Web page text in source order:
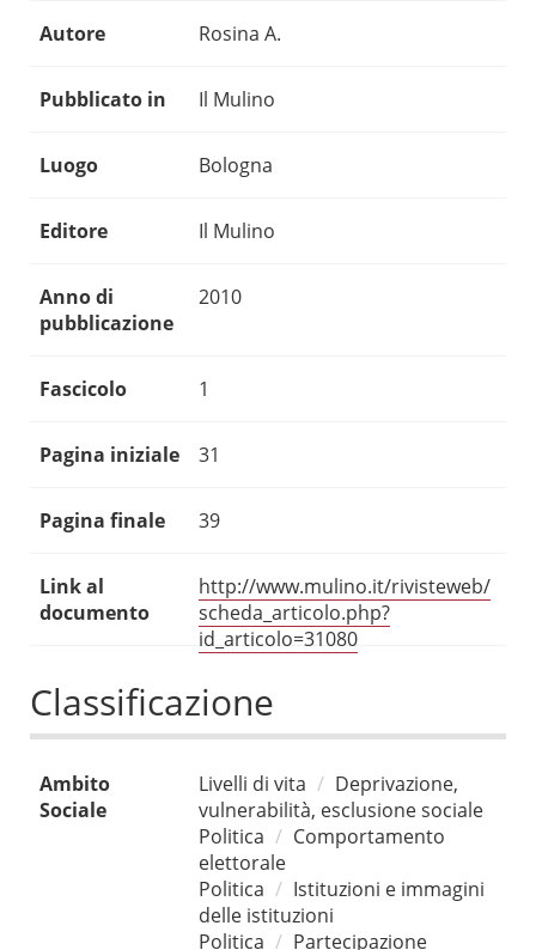
Autore Rosina A.
Pubblicato in Il Mulino
Luogo Bologna
Editore Il Mulino
Anno di
pubblicazione
2010
Fascicolo 1
Pagina iniziale 31
Pagina finale 39
Link al
documento
http://www.mulino.it/rivisteweb/
scheda_articolo.php?
id_articolo=31080
Classificazione
Ambito
Sociale
Livelli di vita
Deprivazione,
vulnerabilità, esclusione sociale
Politica
Comportamento
elettorale
Politica
Istituzioni e immagini
delle istituzioni
Politica
Partecipazione